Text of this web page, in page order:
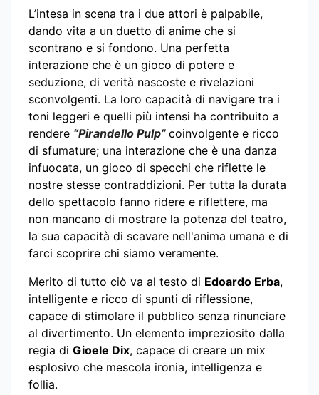
L’intesa in scena tra i due attori è palpabile,
dando vita a un duetto di anime che si
scontrano e si fondono. Una perfetta
interazione che è un gioco di potere e
seduzione, di verità nascoste e rivelazioni
sconvolgenti. La loro capacità di navigare tra i
toni leggeri e quelli più intensi ha contribuito a
rendere “Pirandello Pulp” coinvolgente e ricco
di sfumature; una interazione che è una danza
infuocata, un gioco di specchi che riflette le
nostre stesse contraddizioni. Per tutta la durata
dello spettacolo fanno ridere e riflettere, ma
non mancano di mostrare la potenza del teatro,
la sua capacità di scavare nell'anima umana e di
farci scoprire chi siamo veramente.
Merito di tutto ciò va al testo di Edoardo Erba,
intelligente e ricco di spunti di riflessione,
capace di stimolare il pubblico senza rinunciare
al divertimento. Un elemento impreziosito dalla
regia di Gioele Dix, capace di creare un mix
esplosivo che mescola ironia, intelligenza e
follia.